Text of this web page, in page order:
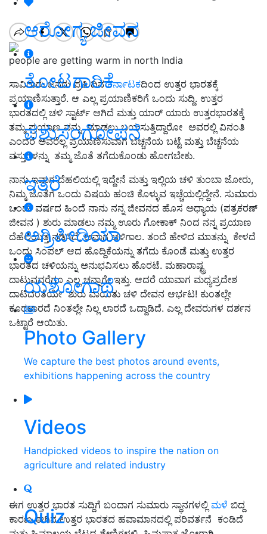
ಆರೋಗ್ಯ ಜೀವನ
ತೋಟಗಾರಿಕೆ
ಪಶುಸಂಗೋಪನೆ
ಇತರೆ
ಅಗ್ರಿಪೀಡಿಯಾ
ಯಶೋಗಾಥೆ
Photo Gallery
We capture the best photos around events,
exhibitions happening across the country
Videos
Handpicked videos to inspire the nation on
agriculture and related industry
Quiz
people are getting warm in north India
ಸಾವಿರಾರು ಜನರು ಪ್ರತಿ ದಿನಕರ್ನಾಟಕದಿಂದ ಉತ್ತರ ಭಾರತಕ್ಕೆ
ಪ್ರಯಾಣಿಸುತ್ತಾರೆ. ಆ ಎಲ್ಲ ಪ್ರಯಾಣಿಕರಿಗೆ ಒಂದು ಸುದ್ದಿ. ಉತ್ತರ
ಭಾರತದಲ್ಲಿ ಚಳಿ ಸ್ಟಾರ್ಟ್ ಆಗಿದೆ ಮತ್ತು ಯಾರ್ ಯಾರು ಉತ್ತರಭಾರತಕ್ಕೆ
ತಮ್ಮ ಪ್ರಯಾಣ ವನ್ನು ಮಾಡಲು ಬಯಸುತ್ತಿದ್ದಾರೋ ಅವರಲ್ಲಿ ವಿನಂತಿ
ಎಂದರೆ ಅವರೆಲ್ಲ ಪ್ರಯಾಣಿಸುವಾಗ ಬೆಚ್ಚನೆಯ ಬಟ್ಟೆ ಮತ್ತು ಬೆಚ್ಚನೆಯ
ವಸ್ತುಗಳನ್ನು ತಮ್ಮ ಜೊತೆ ತಗೆದುಕೊಂಡು ಹೋಗಬೇಕು.
ನಾನು ಇವಾಗ ದೆಹಲಿಯಲ್ಲಿ ಇದ್ದೇನೆ ಮತ್ತು ಇಲ್ಲಿಯ ಚಳಿ ತುಂಬಾ ಜೋರು,
ನಿಮ್ಮ ಜೊತೆಗೆ ಒಂದು ವಿಷಯ ಹಂಚಿ ಕೊಳ್ಳುವ ಇಚ್ಚೆಯಲ್ಲಿದ್ದೇನೆ. ಸುಮಾರು
ಒಂದು ವರ್ಷದ ಹಿಂದೆ ನಾನು ನನ್ನ ಜೀವನದ ಹೊಸ ಅಧ್ಯಾಯ (ಪತ್ರಕರಣ್
ಜೀವನ ) ಶುರು ಮಾಡಲು ನಮ್ಮ ಊರು ಗೋಕಾಕ್ ನಿಂದ ನನ್ನ ಪ್ರಯಾಣ
ದೆಹೆಲಿಯತ್ತ ನಡಿಸಿದೆ, ಅವಾಗ ಚಳಿಗಾಲ. ತಂದೆ ಹೇಳಿದ ಮಾತನ್ನು ಕೇಳದೆ
ಒಂದು ಸಿಂಪಲ್ ಆದ ಹೊದ್ದಿಕೆಯನ್ನು ತಗೆದು ಕೊಂಡೆ ಮತ್ತು ಉತ್ತರ
ಭಾರತದ ಚಳಿಯನ್ನು ಅನುಭವಿಸಲು ಹೊರಟೆ. ಮಹಾರಾಷ್ಟ್ರ
ದಾಟುವವರೆಗೂ ಎಲ್ಲ ಚನ್ನಾಗೇ ಇತ್ತು. ಆದರೆ ಯಾವಾಗ ಮಧ್ಯಪ್ರದೇಶ
ದಾಟಿದಂತೆಯೇ ಶುರು ವಾಯಿತು ಚಳಿ ದೇವನ ಆರ್ಭಟ! ಕುಂತಲ್ಲೇ
ಕೂರಲಾರದೆ ನಿಂತಲ್ಲೇ ನಿಲ್ಲ ಲಾರದೆ ಒದ್ದಾಡಿದೆ. ಎಲ್ಲ ದೇವರುಗಳ ದರ್ಶನ
ಒಟ್ಟಾರೆ ಆಯಿತು.
ಈಗ ಉತ್ತರ ಭಾರತ ಸುದ್ದಿಗೆ ಬಂದಾಗ ಸುಮಾರು ಸ್ಥಾನಗಳಲ್ಲಿ ಮಳೆ ಬಿದ್ದ
ಕಾರಣ ಈಗಿನ ಉತ್ತರ ಭಾರತದ ಹವಾಮಾನದಲ್ಲಿ ಪರಿವರ್ತನೆ ಕಂಡಿದೆ